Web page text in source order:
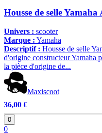
Housse de selle
Univers : scooter
Marque : Yamaha
Descriptif : Housse de selle
d'origine constructeur Yamaha
la pièce d'origine de...
Maxiscoot
36,00 €
0
0